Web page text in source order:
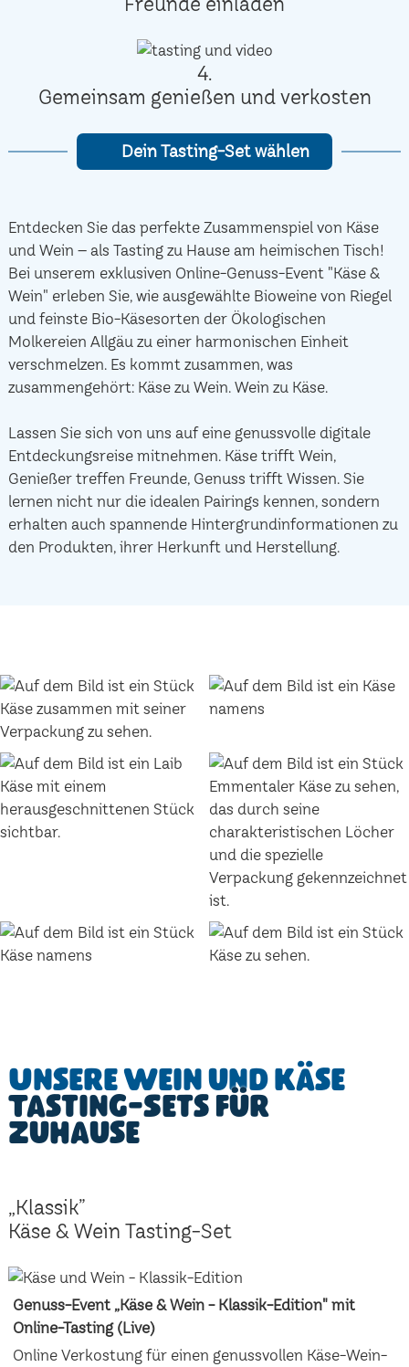
4.
Gemeinsam genießen und verkosten
Dein Tasting-Set wählen
Entdecken Sie das perfekte Zusammenspiel von Käse
und Wein – als Tasting zu Hause am heimischen Tisch!
Bei unserem exklusiven Online-Genuss-Event "Käse &
Wein" erleben Sie, wie ausgewählte Bioweine von Riegel
und feinste Bio-Käsesorten der Ökologischen
Molkereien Allgäu zu einer harmonischen Einheit
verschmelzen. Es kommt zusammen, was
zusammengehört: Käse zu Wein. Wein zu Käse.
Lassen Sie sich von uns auf eine genussvolle digitale
Entdeckungsreise mitnehmen. Käse trifft Wein,
Genießer treffen Freunde, Genuss trifft Wissen. Sie
lernen nicht nur die idealen Pairings kennen, sondern
erhalten auch spannende Hintergrundinformationen zu
den Produkten, ihrer Herkunft und Herstellung.
Unsere Wein und Käse
Tasting-Sets für
Zuhause
„Klassik”
Käse & Wein Tasting-Set
Genuss-Event „Käse & Wein - Klassik-Edition" mit
Online-Tasting (Live)
Online Verkostung für einen genussvollen Käse-Wein-